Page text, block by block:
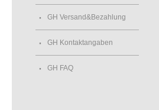
GH Versand&Bezahlung
GH Kontaktangaben
GH FAQ